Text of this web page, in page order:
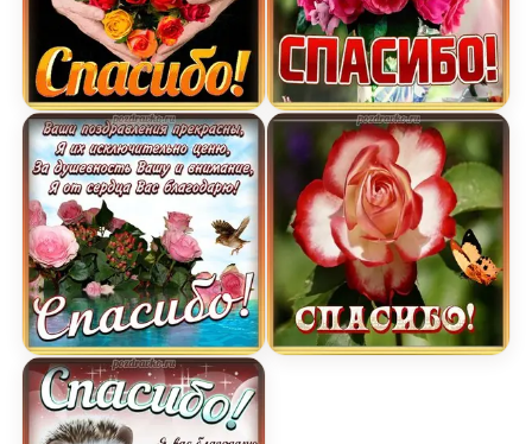
Открытка спасибо с красивыми желтыми и
Открытка спасибо за поздравления с цветами
Картинка спасибо с
Картинка спасибо с